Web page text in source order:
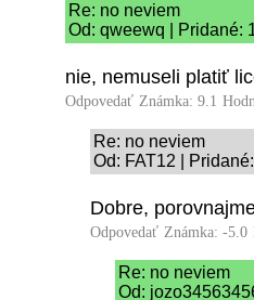
Re: no neviem
Od: qweewq | Pridané:
nie, nemuseli platiť
Odpovedať Známka: 9.1
Re: no neviem
Od: FAT12 |
Dobre,
Odpovedať Známka: -5.0
Re: no neviem
Od: